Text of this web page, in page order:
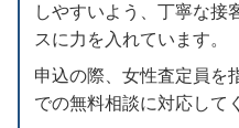
しやすいよう、丁寧な接
スに力を入れています。
申込の際、女性査定員を
での無料相談に対応して